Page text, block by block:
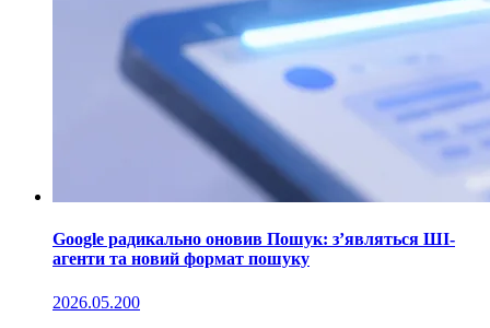
Google радикально оновив Пошук: з’являться ШІ-
агенти та новий формат пошуку
2026.05.200